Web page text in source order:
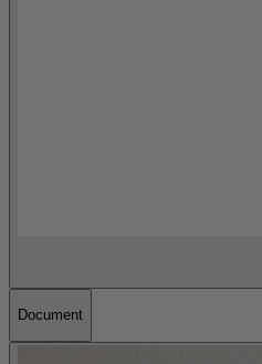
Document